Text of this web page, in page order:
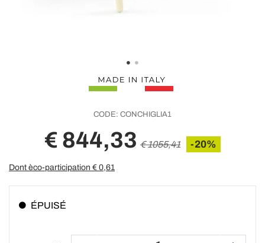
CODE: CONCHIGLIA1
€ 844,33 € 1055,41 -20%
Dont èco-participation € 0,61
ÉPUISÉ